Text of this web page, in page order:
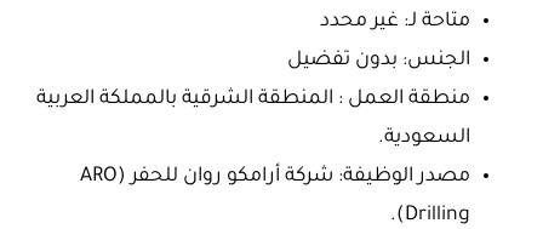
متاحة لـ: غير محدد
الجنس: بدون تفضيل
منطقة العمل : المنطقة الشرقية بالمملكة العربية
السعودية.
مصدر الوظيفة: شركة أرامكو روان للحفر (ARO
Drilling).